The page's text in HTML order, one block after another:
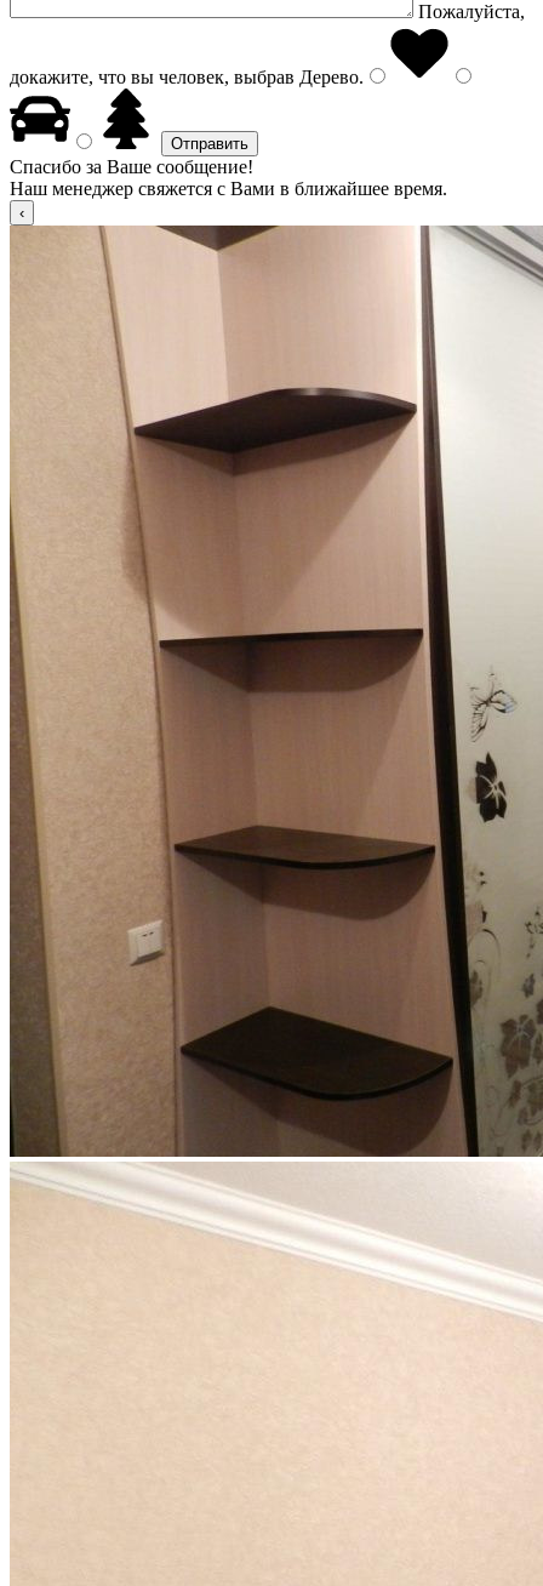
Пожалуйста,
докажите, что вы человек, выбрав Дерево.
Спасибо за Ваше сообщение!
Наш менеджер свяжется с Вами в ближайшее время.